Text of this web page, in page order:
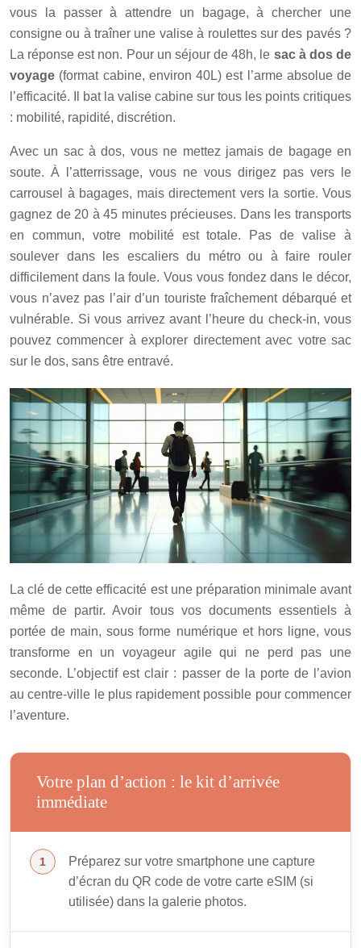
vous la passer à attendre un bagage, à chercher une
consigne ou à traîner une valise à roulettes sur des pavés ?
La réponse est non. Pour un séjour de 48h, le sac à dos de
voyage (format cabine, environ 40L) est l’arme absolue de
l’efficacité. Il bat la valise cabine sur tous les points critiques
: mobilité, rapidité, discrétion.
Avec un sac à dos, vous ne mettez jamais de bagage en
soute. À l’atterrissage, vous ne vous dirigez pas vers le
carrousel à bagages, mais directement vers la sortie. Vous
gagnez de 20 à 45 minutes précieuses. Dans les transports
en commun, votre mobilité est totale. Pas de valise à
soulever dans les escaliers du métro ou à faire rouler
difficilement dans la foule. Vous vous fondez dans le décor,
vous n’avez pas l’air d’un touriste fraîchement débarqué et
vulnérable. Si vous arrivez avant l’heure du check-in, vous
pouvez commencer à explorer directement avec votre sac
sur le dos, sans être entravé.
La clé de cette efficacité est une préparation minimale avant
même de partir. Avoir tous vos documents essentiels à
portée de main, sous forme numérique et hors ligne, vous
transforme en un voyageur agile qui ne perd pas une
seconde. L’objectif est clair : passer de la porte de l’avion
au centre-ville le plus rapidement possible pour commencer
l’aventure.
Votre plan d’action : le kit d’arrivée
immédiate
Préparez sur votre smartphone une capture
d’écran du QR code de votre carte eSIM (si
utilisée) dans la galerie photos.